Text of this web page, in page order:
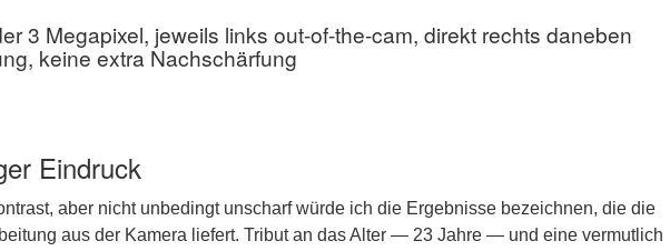
3 Megapixel, jeweils links out-of-the-cam, direkt rechts daneben
keine extra Nachschärfung
Eindruck
aber nicht unbedingt unscharf würde ich die Ergebnisse bezeichnen, die die
aus der Kamera liefert. Tribut an das Alter — 23 Jahre — und eine vermutlich